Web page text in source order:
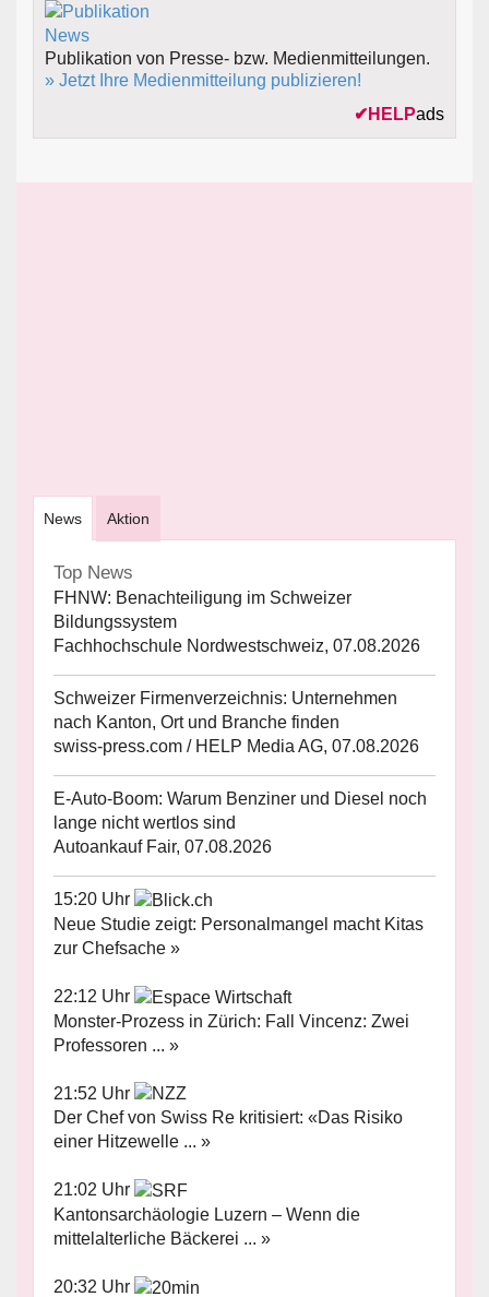
Publikation von Presse- bzw. Medienmitteilungen.
» Jetzt Ihre Medienmitteilung publizieren!
✔ HELPads
News Aktion
Top News
FHNW: Benachteiligung im Schweizer
Bildungssystem
Fachhochschule Nordwestschweiz, 07.08.2026
Schweizer Firmenverzeichnis: Unternehmen
nach Kanton, Ort und Branche finden
swiss-press.com / HELP Media AG, 07.08.2026
E-Auto-Boom: Warum Benziner und Diesel noch
lange nicht wertlos sind
Autoankauf Fair, 07.08.2026
15:20 Uhr
Neue Studie zeigt: Personalmangel macht Kitas
zur Chefsache »
22:12 Uhr
Monster-Prozess in Zürich: Fall Vincenz: Zwei
Professoren ... »
21:52 Uhr
Der Chef von Swiss Re kritisiert: «Das Risiko
einer Hitzewelle ... »
21:02 Uhr
Kantonsarchäologie Luzern – Wenn die
mittelalterliche Bäckerei ... »
20:32 Uhr